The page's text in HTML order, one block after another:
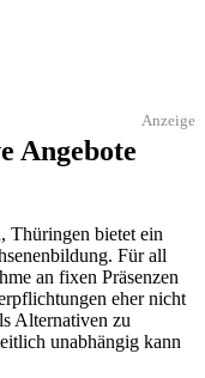
Anzeige
Angebote
Thüringen bietet ein
Für all
an fixen Präsenzen
eher nicht
Alternativen zu
unabhängig kann